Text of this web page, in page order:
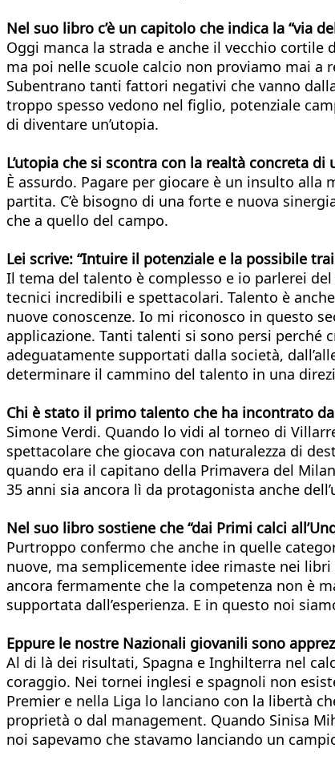
Nel suo libro c’è un capitolo che indica la “via
Oggi manca la strada e anche il vecchio cortile
ma poi nelle scuole calcio non proviamo mai
Subentrano tanti fattori negativi che vanno
troppo spesso vedono nel figlio, potenziale
di diventare un’utopia.
L’utopia che si scontra con la realtà concreta
È assurdo. Pagare per giocare è un insulto
partita. C’è bisogno di una forte e nuova
che a quello del campo.
Lei scrive: “Intuire il potenziale e la possibile
Il tema del talento è complesso e io parlerei
tecnici incredibili e spettacolari. Talento è
nuove conoscenze. Io mi riconosco in questo
applicazione. Tanti talenti si sono persi perché
adeguatamente supportati dalla società,
determinare il cammino del talento in una
Chi è stato il primo talento che ha incontrato
Simone Verdi. Quando lo vidi al torneo di
spettacolare che giocava con naturalezza di
quando era il capitano della Primavera del
35 anni sia ancora lì da protagonista anche
Nel suo libro sostiene che “dai Primi calci
Purtroppo confermo che anche in quelle
nuove, ma semplicemente idee rimaste nei
ancora fermamente che la competenza non è
supportata dall’esperienza. E in questo noi
Eppure le nostre Nazionali giovanili sono
Al di là dei risultati, Spagna e Inghilterra nel
coraggio. Nei tornei inglesi e spagnoli non
Premier e nella Liga lo lanciano con la libertà
proprietà o dal management. Quando Sinisa
noi sapevamo che stavamo lanciando un